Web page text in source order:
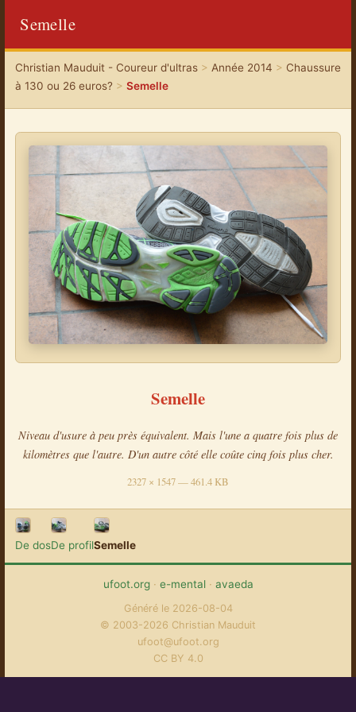
Semelle
Christian Mauduit - Coureur d'ultras> Année 2014 > Chaussure
à 130 ou 26 euros? > Semelle
Semelle
Niveau d'usure à peu près équivalent. Mais l'une a quatre fois plus de
kilomètres que l'autre. D'un autre côté elle coûte cinq fois plus cher.
2327 × 1547 — 461.4 KB
De dosDe profilSemelle
ufoot.org· e-mental· avaeda
Généré le 2026-08-04
© 2003-2026 Christian Mauduit
ufoot@ufoot.org
CC BY 4.0